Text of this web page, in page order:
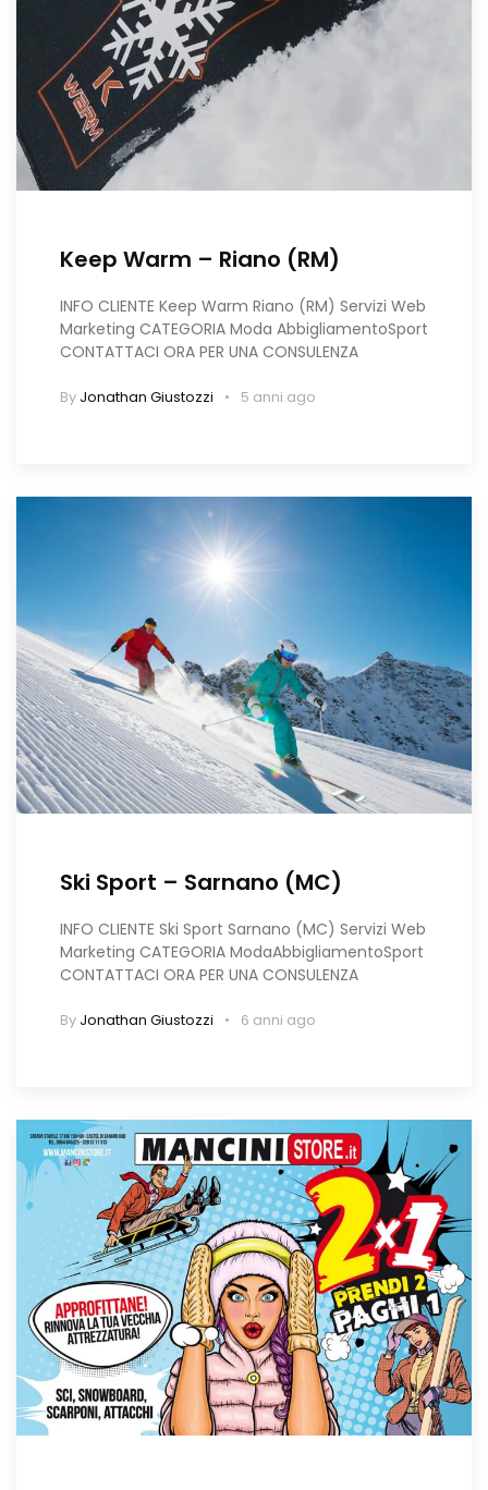
Keep Warm – Riano (RM)
INFO CLIENTE Keep Warm Riano (RM) Servizi Web
Marketing CATEGORIA Moda AbbigliamentoSport
CONTATTACI ORA PER UNA CONSULENZA
By Jonathan Giustozzi 5 anni ago
Ski Sport – Sarnano (MC)
INFO CLIENTE Ski Sport Sarnano (MC) Servizi Web
Marketing CATEGORIA ModaAbbigliamentoSport
CONTATTACI ORA PER UNA CONSULENZA
By Jonathan Giustozzi 6 anni ago